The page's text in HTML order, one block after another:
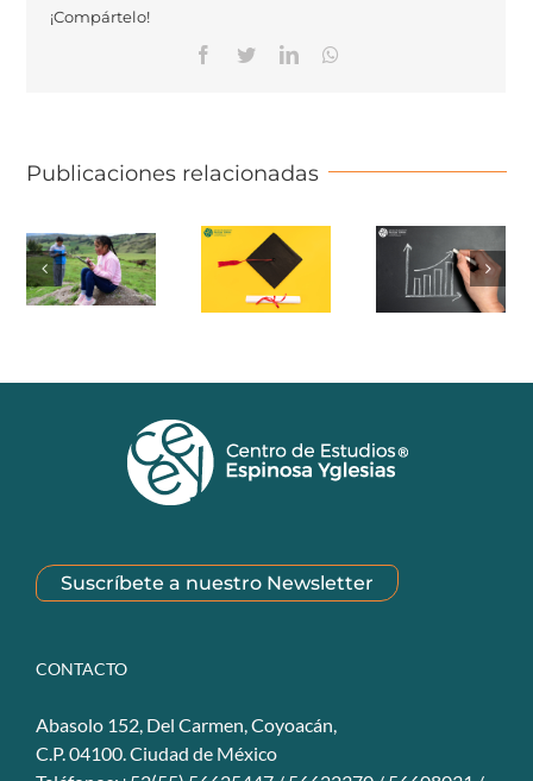
¡Compártelo!
Facebook
TwitterLinkedinWhatsapp
Publicaciones relacionadas
Suscríbete a nuestro Newsletter
CONTACTO
Abasolo 152, Del Carmen, Coyoacán,
C.P. 04100. Ciudad de México